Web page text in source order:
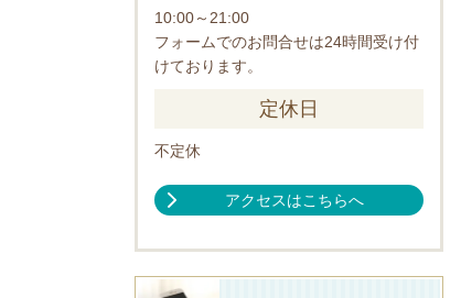
10:00～21:00
フォームでのお問合せは24時間受け付
けております。
定休日
不定休
アクセスはこちらへ